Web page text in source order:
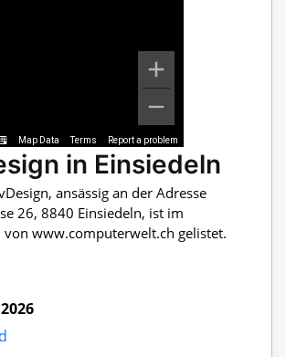
Map Data Terms Report a problem
in Einsiedeln
ansässig an der Adresse
26, 8840 Einsiedeln, ist im
von www.computerwelt.ch gelistet.